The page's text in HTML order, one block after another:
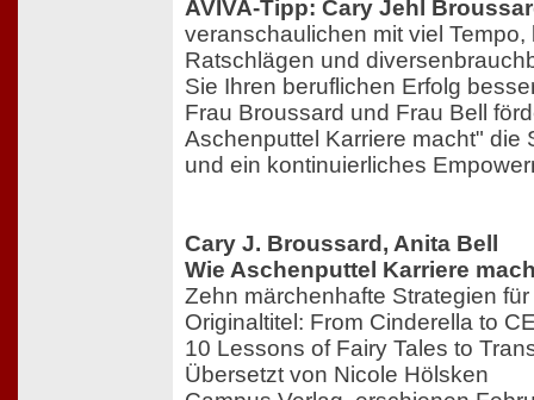
AVIVA-Tipp: Cary Jehl
veranschaulichen mit viel Tempo,
Ratschlägen und
Sie Ihren beruflichen Erfolg
Frau Broussard und Frau Bell
Aschenputtel Karriere macht" die
und ein kontinuierliches
Cary J. Broussard, Anita Bell
Wie Aschenputtel Karriere
Zehn märchenhafte Strategien
Originaltitel: From Cinderella to
10 Lessons of Fairy Tales to
Übersetzt von Nicole Hölsken